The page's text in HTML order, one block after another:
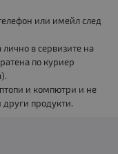
или имейл след
в сервизите на
по куриер
и компютри и не
други продукти.